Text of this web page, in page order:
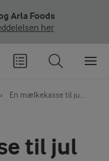
Arla Foods
her
› En mælkekasse til ju...
til jul